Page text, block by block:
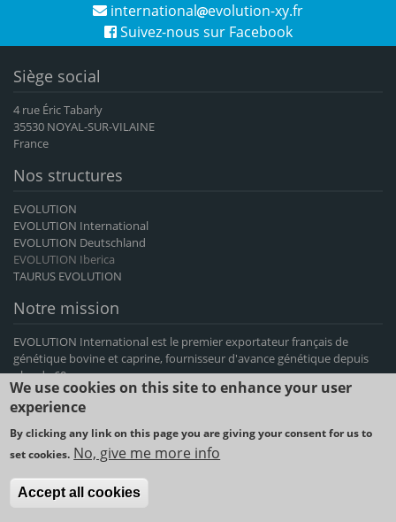
international
evolution-xy.fr
Suivez-nous sur Facebook
Siège social
4 rue Éric Tabarly
35530 NOYAL-SUR-VILAINE
France
Nos structures
EVOLUTION
EVOLUTION International
EVOLUTION Deutschland
EVOLUTION Iberica
TAURUS EVOLUTION
Notre mission
EVOLUTION International est le premier exportateur français de
génétique bovine et caprine, fournisseur d'avance génétique depuis
plus de 60 ans.
2021 © EVOLUTION International -
Mentions légales et conditions
d'utilisation -Politique de cookies - Conditions générales de vente
We use cookies on this site to enhance your user
experience
By clicking any link on this page you are giving your consent for us to
set cookies. No, give me more info
Accept all cookies